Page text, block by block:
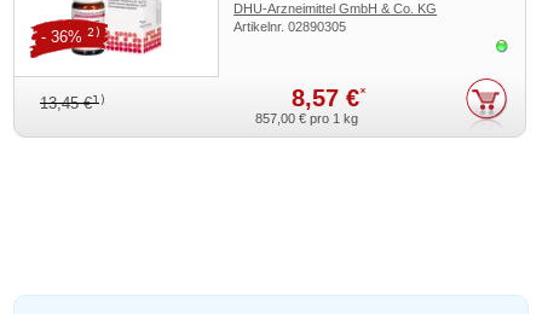
DHU-Arzneimittel GmbH & Co. KG
Artikelnr.02890305
13,45 €1) 8,57 €*
- 36% 2)
857,00 € pro 1 kg